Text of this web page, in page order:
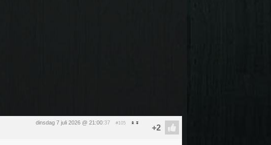
dinsdag 7 juli 2026 @ 21:00:37 #105